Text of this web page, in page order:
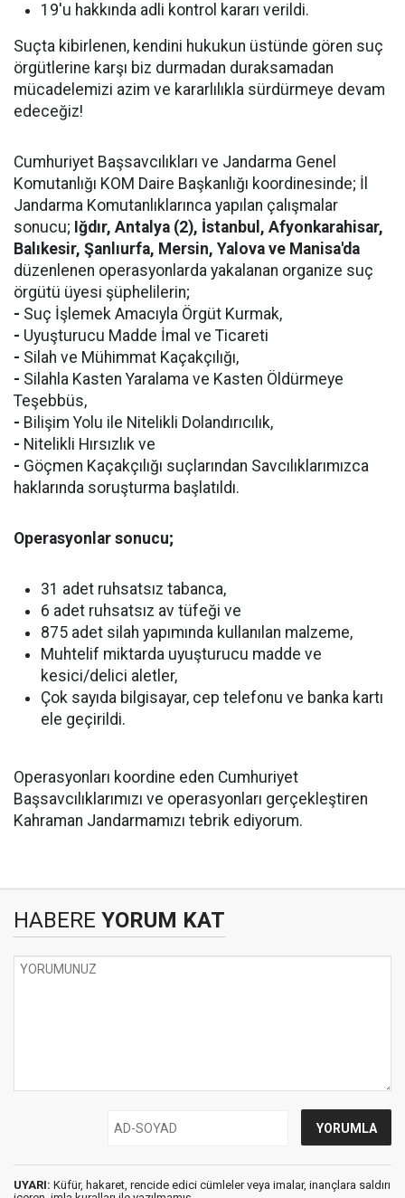
19'u hakkında adli kontrol kararı verildi.
Suçta kibirlenen, kendini hukukun üstünde gören suç
örgütlerine karşı biz durmadan duraksamadan
mücadelemizi azim ve kararlılıkla sürdürmeye devam
edeceğiz!
Cumhuriyet Başsavcılıkları ve Jandarma Genel
Komutanlığı KOM Daire Başkanlığı koordinesinde; İl
Jandarma Komutanlıklarınca yapılan çalışmalar
sonucu; Iğdır, Antalya (2), İstanbul, Afyonkarahisar,
Balıkesir, Şanlıurfa, Mersin, Yalova ve Manisa'da
düzenlenen operasyonlarda yakalanan organize suç
örgütü üyesi şüphelilerin;
- Suç İşlemek Amacıyla Örgüt Kurmak,
- Uyuşturucu Madde İmal ve Ticareti
- Silah ve Mühimmat Kaçakçılığı,
- Silahla Kasten Yaralama ve Kasten Öldürmeye
Teşebbüs,
- Bilişim Yolu ile Nitelikli Dolandırıcılık,
- Nitelikli Hırsızlık ve
- Göçmen Kaçakçılığı suçlarından Savcılıklarımızca
haklarında soruşturma başlatıldı.
Operasyonlar sonucu;
31 adet ruhsatsız tabanca,
6 adet ruhsatsız av tüfeği ve
875 adet silah yapımında kullanılan malzeme,
Muhtelif miktarda uyuşturucu madde ve
kesici/delici aletler,
Çok sayıda bilgisayar, cep telefonu ve banka kartı
ele geçirildi.
Operasyonları koordine eden Cumhuriyet
Başsavcılıklarımızı ve operasyonları gerçekleştiren
Kahraman Jandarmamızı tebrik ediyorum.
HABERE YORUM KAT
UYARI: Küfür, hakaret, rencide edici cümleler veya imalar, inançlara saldırı